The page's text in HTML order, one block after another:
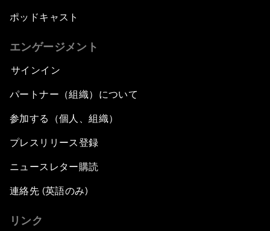
ポッドキャスト
エンゲージメント
サインイン
パートナー（組織）について
参加する（個人、組織）
プレスリリース登録
ニュースレター購読
連絡先 (英語のみ)
リンク